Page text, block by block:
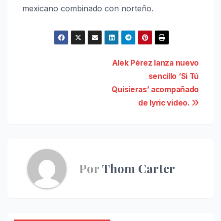
mexicano combinado con norteño.
Alek Pérez lanza nuevo
sencillo ‘Si Tú
Quisieras’ acompañado
de lyric video.
PorThom Carter